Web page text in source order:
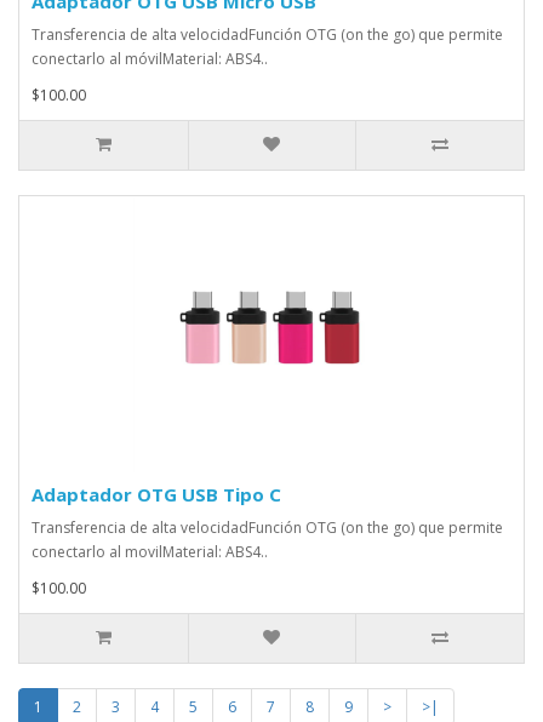
Transferencia de alta velocidadFunción OTG (on the go) que permite
conectarlo al móvilMaterial: ABS4..
$100.00
Adaptador OTG USB Tipo C
Transferencia de alta velocidadFunción OTG (on the go) que permite
conectarlo al movilMaterial: ABS4..
$100.00
1 2 3 4 5 6 7 8 9 >
>|